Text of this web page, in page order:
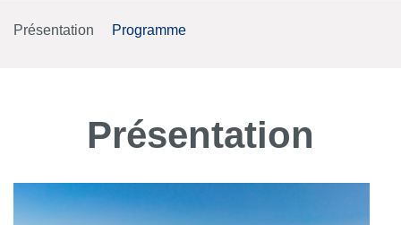
Présentation Programme
Présentation